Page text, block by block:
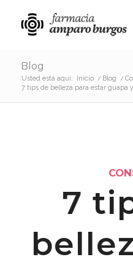
Blog
Usted está aquí: Inicio / Blog /
7 tips de belleza para estar guapa
7